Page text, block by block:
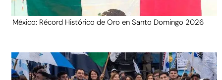
México: Récord Histórico de Oro en Santo Domingo 2026